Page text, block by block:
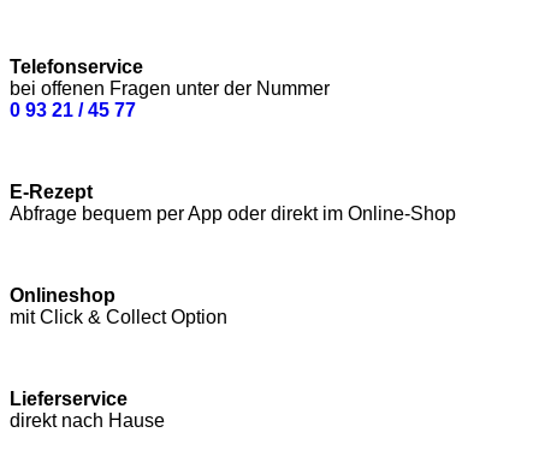
Telefonservice
bei offenen Fragen unter der Nummer
0 93 21 / 45 77
E-Rezept
Abfrage bequem per App oder direkt im Online-Shop
Onlineshop
mit Click & Collect Option
Lieferservice
direkt nach Hause